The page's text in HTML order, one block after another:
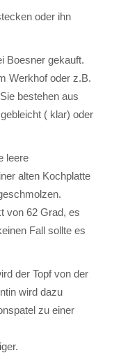
oder ihn
Boesner gekauft.
Werkhof oder z.B.
bestehen aus
( klar) oder
leere
alten Kochplatte
von 62 Grad, es
Fall sollte es
der Topf von der
wird dazu
zu einer